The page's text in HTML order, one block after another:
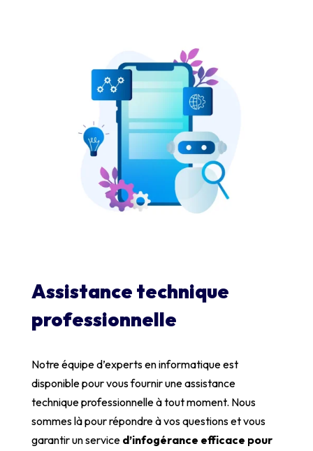
Assistance technique
professionnelle
Notre équipe d’experts en informatique est
disponible pour vous fournir une assistance
technique professionnelle à tout moment. Nous
sommes là pour répondre à vos questions et vous
garantir un service d’infogérance efficace pour